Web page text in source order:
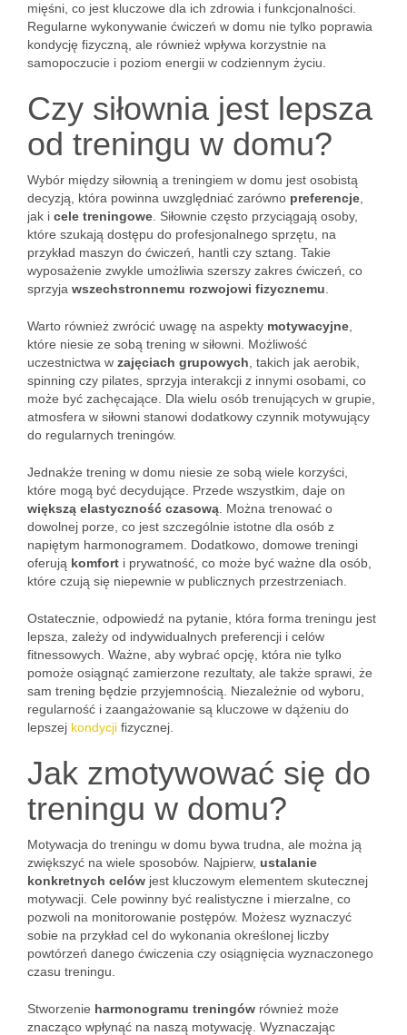
mięśni, co jest kluczowe dla ich zdrowia i funkcjonalności.
Regularne wykonywanie ćwiczeń w domu nie tylko poprawia
kondycję fizyczną, ale również wpływa korzystnie na
samopoczucie i poziom energii w codziennym życiu.
Czy siłownia jest lepsza
od treningu w domu?
Wybór między siłownią a treningiem w domu jest osobistą
decyzją, która powinna uwzględniać zarówno preferencje
jak i cele treningowe . Siłownie często przyciągają osoby,
które szukają dostępu do profesjonalnego sprzętu, na
przykład maszyn do ćwiczeń, hantli czy sztang. Takie
wyposażenie zwykle umożliwia szerszy zakres ćwiczeń, co
sprzyja wszechstronnemu rozwojowi fizycznemu
Warto również zwrócić uwagę na aspekty motywacyjne
które niesie ze sobą trening w siłowni. Możliwość
uczestnictwa w zajęciach grupowych , takich jak aerobik,
spinning czy pilates, sprzyja interakcji z innymi osobami, co
może być zachęcające. Dla wielu osób trenujących w grupie,
atmosfera w siłowni stanowi dodatkowy czynnik motywujący
do regularnych treningów.
Jednakże trening w domu niesie ze sobą wiele korzyści,
które mogą być decydujące. Przede wszystkim, daje on
większą elastyczność czasową . Można trenować o
dowolnej porze, co jest szczególnie istotne dla osób z
napiętym harmonogramem. Dodatkowo, domowe treningi
oferują komfort i prywatność, co może być ważne dla osób,
które czują się niepewnie w publicznych przestrzeniach.
Ostatecznie, odpowiedź na pytanie, która forma treningu jest
lepsza, zależy od indywidualnych preferencji i celów
fitnessowych. Ważne, aby wybrać opcję, która nie tylko
pomoże osiągnąć zamierzone rezultaty, ale także sprawi, że
sam trening będzie przyjemnością. Niezależnie od wyboru,
regularność i zaangażowanie są kluczowe w dążeniu do
lepszej kondycji fizycznej.
Jak zmotywować się do
treningu w domu?
Motywacja do treningu w domu bywa trudna, ale można ją
zwiększyć na wiele sposobów. Najpierw, ustalanie
konkretnych celów jest kluczowym elementem skutecznej
motywacji. Cele powinny być realistyczne i mierzalne, co
pozwoli na monitorowanie postępów. Możesz wyznaczyć
sobie na przykład cel do wykonania określonej liczby
powtórzeń danego ćwiczenia czy osiągnięcia wyznaczonego
czasu treningu.
Stworzenie harmonogramu treningów również może
znacząco wpłynąć na naszą motywację. Wyznaczając